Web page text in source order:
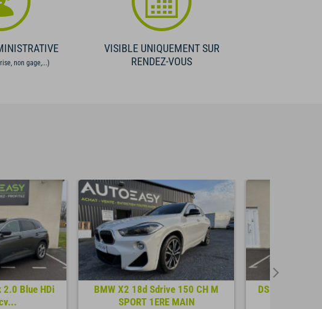
non gage,...)
VISIBLE UNIQUEMENT SUR
RENDEZ-VOUS
2.0 Blue HDi
BMW X2 18d Sdrive 150 CH M
SPORT 1ERE MAIN
DS DS 7